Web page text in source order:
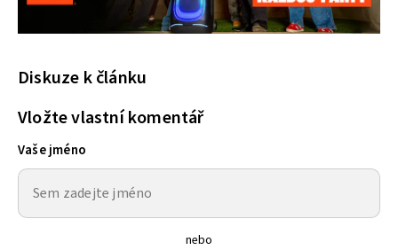
Diskuze k článku
Vložte vlastní komentář
Vaše jméno
nebo